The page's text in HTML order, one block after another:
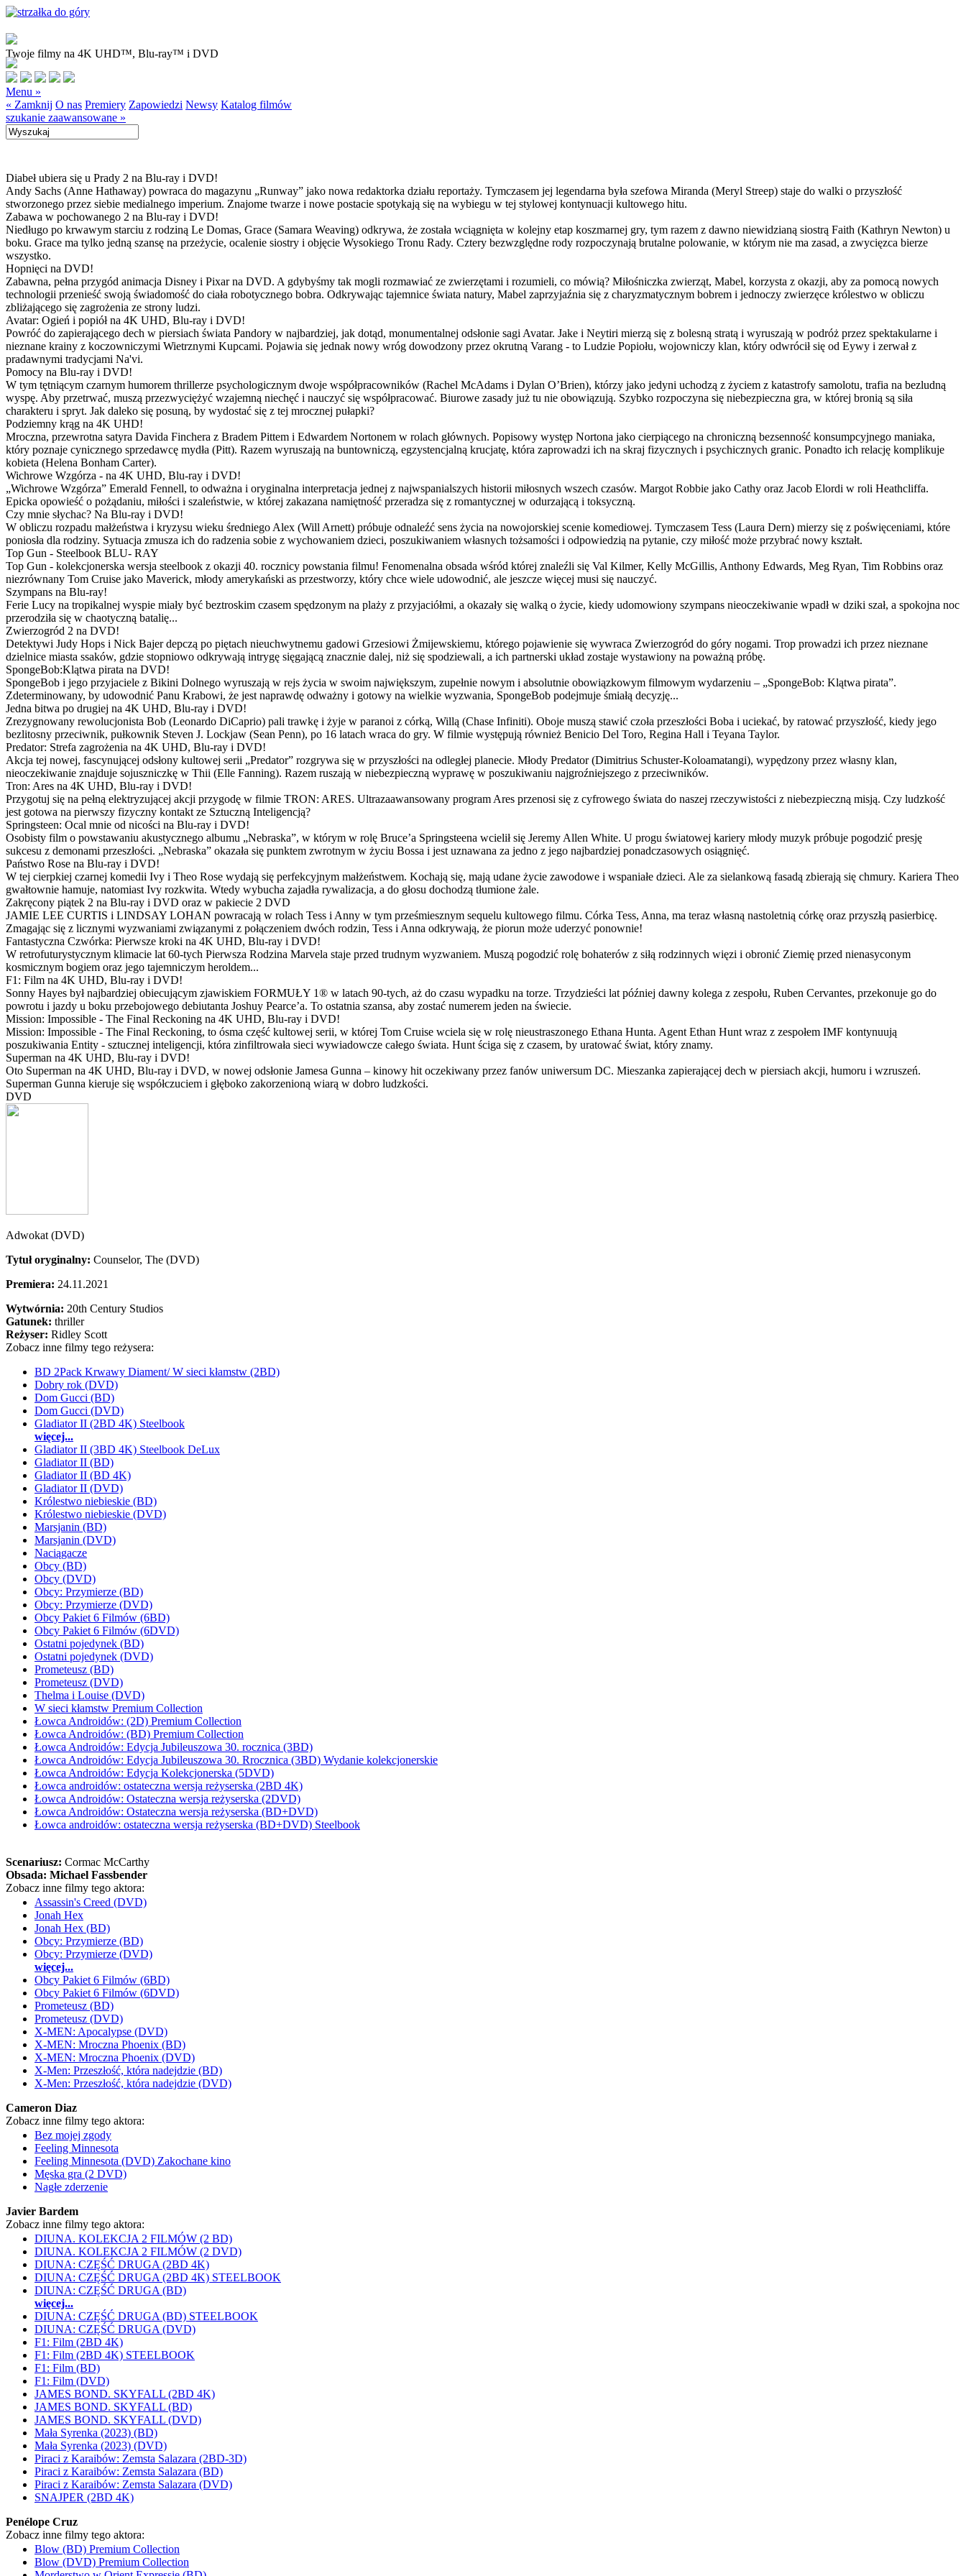
Twoje filmy na 4K UHD™, Blu-ray™ i DVD
Menu »
« Zamknij O nas Premiery Zapowiedzi Newsy Katalog filmów
szukanie zaawansowane »
Diabeł ubiera się u Prady 2 na Blu-ray i DVD!
Andy Sachs (Anne Hathaway) powraca do magazynu „Runway” jako nowa redaktorka działu reportaży. Tymczasem jej legendarna była szefowa Miranda (Meryl Streep) staje do walki o przyszłość
stworzonego przez siebie medialnego imperium. Znajome twarze i nowe postacie spotykają się na wybiegu w tej stylowej kontynuacji kultowego hitu.
Zabawa w pochowanego 2 na Blu-ray i DVD!
Niedługo po krwawym starciu z rodziną Le Domas, Grace (Samara Weaving) odkrywa, że została wciągnięta w kolejny etap koszmarnej gry, tym razem z dawno niewidzianą siostrą Faith (Kathryn Newton) u
boku. Grace ma tylko jedną szansę na przeżycie, ocalenie siostry i objęcie Wysokiego Tronu Rady. Cztery bezwzględne rody rozpoczynają brutalne polowanie, w którym nie ma zasad, a zwycięzca bierze
wszystko.
Hopnięci na DVD!
Zabawna, pełna przygód animacja Disney i Pixar na DVD. A gdybyśmy tak mogli rozmawiać ze zwierzętami i rozumieli, co mówią? Miłośniczka zwierząt, Mabel, korzysta z okazji, aby za pomocą nowych
technologii przenieść swoją świadomość do ciała robotycznego bobra. Odkrywając tajemnice świata natury, Mabel zaprzyjaźnia się z charyzmatycznym bobrem i jednoczy zwierzęce królestwo w obliczu
zbliżającego się zagrożenia ze strony ludzi.
Avatar: Ogień i popiół na 4K UHD, Blu-ray i DVD!
Powróć do zapierającego dech w piersiach świata Pandory w najbardziej, jak dotąd, monumentalnej odsłonie sagi Avatar. Jake i Neytiri mierzą się z bolesną stratą i wyruszają w podróż przez spektakularne i
nieznane krainy z koczowniczymi Wietrznymi Kupcami. Pojawia się jednak nowy wróg dowodzony przez okrutną Varang - to Ludzie Popiołu, wojowniczy klan, który odwrócił się od Eywy i zerwał z
pradawnymi tradycjami Na'vi.
Pomocy na Blu-ray i DVD!
W tym tętniącym czarnym humorem thrillerze psychologicznym dwoje współpracowników (Rachel McAdams i Dylan O’Brien), którzy jako jedyni uchodzą z życiem z katastrofy samolotu, trafia na bezludną
wyspę. Aby przetrwać, muszą przezwyciężyć wzajemną niechęć i nauczyć się współpracować. Biurowe zasady już tu nie obowiązują. Szybko rozpoczyna się niebezpieczna gra, w której bronią są siła
charakteru i spryt. Jak daleko się posuną, by wydostać się z tej mrocznej pułapki?
Podziemny krąg na 4K UHD!
Mroczna, przewrotna satyra Davida Finchera z Bradem Pittem i Edwardem Nortonem w rolach głównych. Popisowy występ Nortona jako cierpiącego na chroniczną bezsenność konsumpcyjnego maniaka,
który poznaje cynicznego sprzedawcę mydła (Pitt). Razem wyruszają na buntowniczą, egzystencjalną krucjatę, która zaprowadzi ich na skraj fizycznych i psychicznych granic. Ponadto ich relację komplikuje
kobieta (Helena Bonham Carter).
Wichrowe Wzgórza - na 4K UHD, Blu-ray i DVD!
„Wichrowe Wzgórza” Emerald Fennell, to odważna i oryginalna interpretacja jednej z najwspanialszych historii miłosnych wszech czasów. Margot Robbie jako Cathy oraz Jacob Elordi w roli Heathcliffa.
Epicka opowieść o pożądaniu, miłości i szaleństwie, w której zakazana namiętność przeradza się z romantycznej w odurzającą i toksyczną.
Czy mnie słychac? Na Blu-ray i DVD!
W obliczu rozpadu małżeństwa i kryzysu wieku średniego Alex (Will Arnett) próbuje odnaleźć sens życia na nowojorskiej scenie komediowej. Tymczasem Tess (Laura Dern) mierzy się z poświęceniami, które
poniosła dla rodziny. Sytuacja zmusza ich do radzenia sobie z wychowaniem dzieci, poszukiwaniem własnych tożsamości i odpowiedzią na pytanie, czy miłość może przybrać nowy kształt.
Top Gun - Steelbook BLU- RAY
Top Gun - kolekcjonerska wersja steelbook z okazji 40. rocznicy powstania filmu! Fenomenalna obsada wśród której znaleźli się Val Kilmer, Kelly McGillis, Anthony Edwards, Meg Ryan, Tim Robbins oraz
niezrównany Tom Cruise jako Maverick, młody amerykański as przestworzy, który chce wiele udowodnić, ale jeszcze więcej musi się nauczyć.
Szympans na Blu-ray!
Ferie Lucy na tropikalnej wyspie miały być beztroskim czasem spędzonym na plaży z przyjaciółmi, a okazały się walką o życie, kiedy udomowiony szympans nieoczekiwanie wpadł w dziki szał, a spokojna noc
przerodziła się w chaotyczną batalię...
Zwierzogród 2 na DVD!
Detektywi Judy Hops i Nick Bajer depczą po piętach nieuchwytnemu gadowi Grzesiowi Żmijewskiemu, którego pojawienie się wywraca Zwierzogród do góry nogami. Trop prowadzi ich przez nieznane
dzielnice miasta ssaków, gdzie stopniowo odkrywają intrygę sięgającą znacznie dalej, niż się spodziewali, a ich partnerski układ zostaje wystawiony na poważną próbę.
SpongeBob:Klątwa pirata na DVD!
SpongeBob i jego przyjaciele z Bikini Dolnego wyruszają w rejs życia w swoim największym, zupełnie nowym i absolutnie obowiązkowym filmowym wydarzeniu – „SpongeBob: Klątwa pirata”.
Zdeterminowany, by udowodnić Panu Krabowi, że jest naprawdę odważny i gotowy na wielkie wyzwania, SpongeBob podejmuje śmiałą decyzję...
Jedna bitwa po drugiej na 4K UHD, Blu-ray i DVD!
Zrezygnowany rewolucjonista Bob (Leonardo DiCaprio) pali trawkę i żyje w paranoi z córką, Willą (Chase Infiniti). Oboje muszą stawić czoła przeszłości Boba i uciekać, by ratować przyszłość, kiedy jego
bezlitosny przeciwnik, pułkownik Steven J. Lockjaw (Sean Penn), po 16 latach wraca do gry. W filmie występują również Benicio Del Toro, Regina Hall i Teyana Taylor.
Predator: Strefa zagrożenia na 4K UHD, Blu-ray i DVD!
Akcja tej nowej, fascynującej odsłony kultowej serii „Predator” rozgrywa się w przyszłości na odległej planecie. Młody Predator (Dimitrius Schuster-Koloamatangi), wypędzony przez własny klan,
nieoczekiwanie znajduje sojuszniczkę w Thii (Elle Fanning). Razem ruszają w niebezpieczną wyprawę w poszukiwaniu najgroźniejszego z przeciwników.
Tron: Ares na 4K UHD, Blu-ray i DVD!
Przygotuj się na pełną elektryzującej akcji przygodę w filmie TRON: ARES. Ultrazaawansowany program Ares przenosi się z cyfrowego świata do naszej rzeczywistości z niebezpieczną misją. Czy ludzkość
jest gotowa na pierwszy fizyczny kontakt ze Sztuczną Inteligencją?
Springsteen: Ocal mnie od nicości na Blu-ray i DVD!
Osobisty film o powstawaniu akustycznego albumu „Nebraska”, w którym w rolę Bruce’a Springsteena wcielił się Jeremy Allen White. U progu światowej kariery młody muzyk próbuje pogodzić presję
sukcesu z demonami przeszłości. „Nebraska” okazała się punktem zwrotnym w życiu Bossa i jest uznawana za jedno z jego najbardziej ponadczasowych osiągnięć.
Państwo Rose na Blu-ray i DVD!
W tej cierpkiej czarnej komedii Ivy i Theo Rose wydają się perfekcyjnym małżeństwem. Kochają się, mają udane życie zawodowe i wspaniałe dzieci. Ale za sielankową fasadą zbierają się chmury. Kariera Theo
gwałtownie hamuje, natomiast Ivy rozkwita. Wtedy wybucha zajadła rywalizacja, a do głosu dochodzą tłumione żale.
Zakręcony piątek 2 na Blu-ray i DVD oraz w pakiecie 2 DVD
JAMIE LEE CURTIS i LINDSAY LOHAN powracają w rolach Tess i Anny w tym prześmiesznym sequelu kultowego filmu. Córka Tess, Anna, ma teraz własną nastoletnią córkę oraz przyszłą pasierbicę.
Zmagając się z licznymi wyzwaniami związanymi z połączeniem dwóch rodzin, Tess i Anna odkrywają, że piorun może uderzyć ponownie!
Fantastyczna Czwórka: Pierwsze kroki na 4K UHD, Blu-ray i DVD!
W retrofuturystycznym klimacie lat 60-tych Pierwsza Rodzina Marvela staje przed trudnym wyzwaniem. Muszą pogodzić rolę bohaterów z siłą rodzinnych więzi i obronić Ziemię przed nienasyconym
kosmicznym bogiem oraz jego tajemniczym heroldem...
F1: Film na 4K UHD, Blu-ray i DVD!
Sonny Hayes był najbardziej obiecującym zjawiskiem FORMUŁY 1® w latach 90-tych, aż do czasu wypadku na torze. Trzydzieści lat później dawny kolega z zespołu, Ruben Cervantes, przekonuje go do
powrotu i jazdy u boku przebojowego debiutanta Joshuy Pearce’a. To ostatnia szansa, aby zostać numerem jeden na świecie.
Mission: Impossible - The Final Reckoning na 4K UHD, Blu-ray i DVD!
Mission: Impossible - The Final Reckoning, to ósma część kultowej serii, w której Tom Cruise wciela się w rolę nieustraszonego Ethana Hunta. Agent Ethan Hunt wraz z zespołem IMF kontynuują
poszukiwania Entity - sztucznej inteligencji, która zinfiltrowała sieci wywiadowcze całego świata. Hunt ściga się z czasem, by uratować świat, który znamy.
Superman na 4K UHD, Blu-ray i DVD!
Oto Superman na 4K UHD, Blu-ray i DVD, w nowej odsłonie Jamesa Gunna – kinowy hit oczekiwany przez fanów uniwersum DC. Mieszanka zapierającej dech w piersiach akcji, humoru i wzruszeń.
Superman Gunna kieruje się współczuciem i głęboko zakorzenioną wiarą w dobro ludzkości.
DVD
Adwokat (DVD)
Tytuł oryginalny: Counselor, The (DVD)
Premiera: 24.11.2021
Wytwórnia: 20th Century Studios
Gatunek: thriller
Reżyser: Ridley Scott
Zobacz inne filmy tego reżysera:
BD 2Pack Krwawy Diament/ W sieci kłamstw (2BD)
Dobry rok (DVD)
Dom Gucci (BD)
Dom Gucci (DVD)
Gladiator II (2BD 4K) Steelbook
więcej...
Gladiator II (3BD 4K) Steelbook DeLux
Gladiator II (BD)
Gladiator II (BD 4K)
Gladiator II (DVD)
Królestwo niebieskie (BD)
Królestwo niebieskie (DVD)
Marsjanin (BD)
Marsjanin (DVD)
Naciągacze
Obcy (BD)
Obcy (DVD)
Obcy: Przymierze (BD)
Obcy: Przymierze (DVD)
Obcy Pakiet 6 Filmów (6BD)
Obcy Pakiet 6 Filmów (6DVD)
Ostatni pojedynek (BD)
Ostatni pojedynek (DVD)
Prometeusz (BD)
Prometeusz (DVD)
Thelma i Louise (DVD)
W sieci kłamstw Premium Collection
Łowca Androidów: (2D) Premium Collection
Łowca Androidów: (BD) Premium Collection
Łowca Androidów: Edycja Jubileuszowa 30. rocznica (3BD)
Łowca Androidów: Edycja Jubileuszowa 30. Rrocznica (3BD) Wydanie kolekcjonerskie
Łowca Androidów: Edycja Kolekcjonerska (5DVD)
Łowca androidów: ostateczna wersja reżyserska (2BD 4K)
Łowca Androidów: Ostateczna wersja reżyserska (2DVD)
Łowca Androidów: Ostateczna wersja reżyserska (BD+DVD)
Łowca androidów: ostateczna wersja reżyserska (BD+DVD) Steelbook
Scenariusz: Cormac McCarthy
Obsada: Michael Fassbender
Zobacz inne filmy tego aktora:
Assassin's Creed (DVD)
Jonah Hex
Jonah Hex (BD)
Obcy: Przymierze (BD)
Obcy: Przymierze (DVD)
więcej...
Obcy Pakiet 6 Filmów (6BD)
Obcy Pakiet 6 Filmów (6DVD)
Prometeusz (BD)
Prometeusz (DVD)
X-MEN: Apocalypse (DVD)
X-MEN: Mroczna Phoenix (BD)
X-MEN: Mroczna Phoenix (DVD)
X-Men: Przeszłość, która nadejdzie (BD)
X-Men: Przeszłość, która nadejdzie (DVD)
Cameron Diaz
Zobacz inne filmy tego aktora:
Bez mojej zgody
Feeling Minnesota
Feeling Minnesota (DVD) Zakochane kino
Męska gra (2 DVD)
Nagłe zderzenie
Javier Bardem
Zobacz inne filmy tego aktora:
DIUNA. KOLEKCJA 2 FILMÓW (2 BD)
DIUNA. KOLEKCJA 2 FILMÓW (2 DVD)
DIUNA: CZĘŚĆ DRUGA (2BD 4K)
DIUNA: CZĘŚĆ DRUGA (2BD 4K) STEELBOOK
DIUNA: CZĘŚĆ DRUGA (BD)
więcej...
DIUNA: CZĘŚĆ DRUGA (BD) STEELBOOK
DIUNA: CZĘŚĆ DRUGA (DVD)
F1: Film (2BD 4K)
F1: Film (2BD 4K) STEELBOOK
F1: Film (BD)
F1: Film (DVD)
JAMES BOND. SKYFALL (2BD 4K)
JAMES BOND. SKYFALL (BD)
JAMES BOND. SKYFALL (DVD)
Mała Syrenka (2023) (BD)
Mała Syrenka (2023) (DVD)
Piraci z Karaibów: Zemsta Salazara (2BD-3D)
Piraci z Karaibów: Zemsta Salazara (BD)
Piraci z Karaibów: Zemsta Salazara (DVD)
SNAJPER (2BD 4K)
Penélope Cruz
Zobacz inne filmy tego aktora:
Blow (BD) Premium Collection
Blow (DVD) Premium Collection